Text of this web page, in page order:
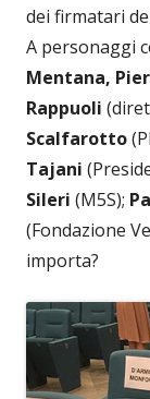
dei firmatari
A personaggi
Mentana,
Rappuoli
Scalfarotto
Tajani
Sileri (M5S);
(Fondazione
importa?